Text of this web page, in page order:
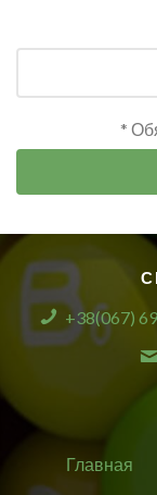
*
+38(067)
Главная